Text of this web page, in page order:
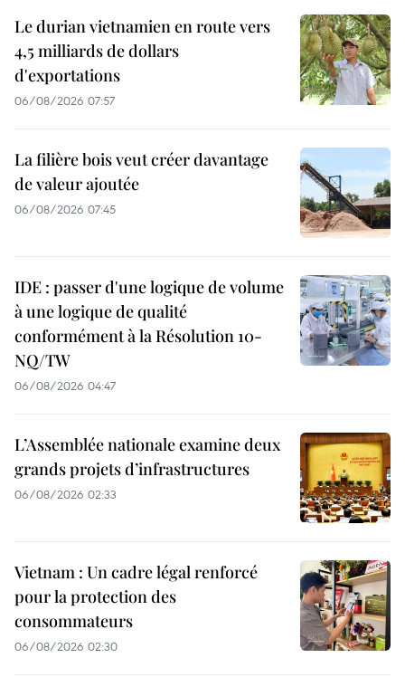
Le durian vietnamien en route vers
4,5 milliards de dollars
d'exportations
06/08/2026 07:57
La filière bois veut créer davantage
de valeur ajoutée
06/08/2026 07:45
IDE : passer d'une logique de volume
à une logique de qualité
conformément à la Résolution 10-
NQ/TW
06/08/2026 04:47
L’Assemblée nationale examine deux
grands projets d’infrastructures
06/08/2026 02:33
Vietnam : Un cadre légal renforcé
pour la protection des
consommateurs
06/08/2026 02:30